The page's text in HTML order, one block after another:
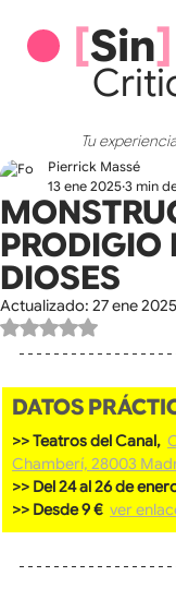
[Sin]
Tu
PRODIGIO
DIOSES
Pierrick Massé
13 ene 2025 3 min
Actualizado: 27 ene 2025
Obtuvo NaN de 5
DATOS
>> Teatros del Canal,
Chamberí, 28003
>> Del 24 al 26 de
>> Desde 9 € ver